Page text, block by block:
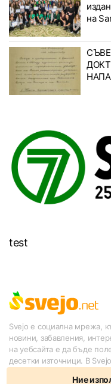
на
test
Svejo е социална мрежа,
новини, забавления,
на уебсайта е да бъде
десетки източници. В
Ние